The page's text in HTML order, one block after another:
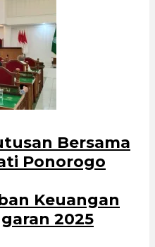
Bersama
Ponorogo
Keuangan
2025